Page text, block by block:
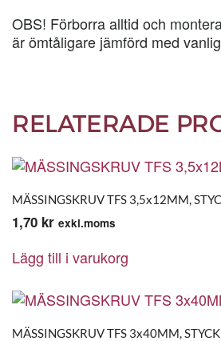
OBS! Förborra alltid och
är ömtåligare jämförd med
RELATERADE
MÄSSINGSKRUV TFS 3,5x12MM,
1,70 kr exkl.moms
Lägg till i varukorg
MÄSSINGSKRUV TFS 3x40MM, STYCK